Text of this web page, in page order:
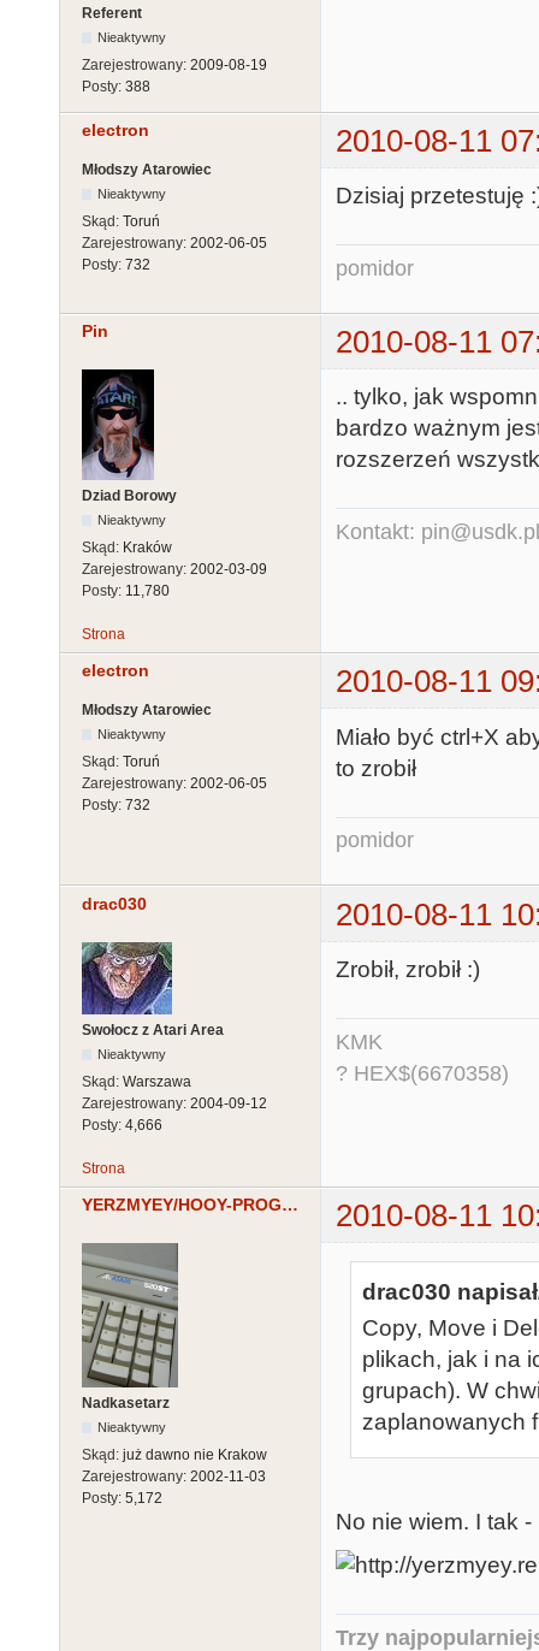
Referent
Nieaktywny
Zarejestrowany: 2009-08-19
Posty: 388
electron 2010-08-11
Młodszy Atarowiec
Nieaktywny
Skąd: Toruń
Zarejestrowany: 2002-06-05
Posty: 732
Dzisiaj przetestuję
pomidor
Pin 2010-08-11
Dziad Borowy
Nieaktywny
Skąd: Kraków
Zarejestrowany: 2002-03-09
Posty: 11,780
.. tylko, jak
bardzo ważnym
rozszerzeń
Kontakt: pin@usdk.pl
Strona
electron 2010-08-11
Młodszy Atarowiec
Nieaktywny
Skąd: Toruń
Zarejestrowany: 2002-06-05
Posty: 732
Miało być ctrl+X
to zrobił
pomidor
drac030 2010-08-11
Swołocz z Atari Area
Nieaktywny
Skąd: Warszawa
Zarejestrowany: 2004-09-12
Posty: 4,666
Zrobił, zrobił :)
KMK
? HEX$(6670358)
Strona
YERZMYEY/HOOY-PROGRAM 2010-08-11
Nadkasetarz
Nieaktywny
Skąd: już dawno nie Krakow
Zarejestrowany: 2002-11-03
Posty: 5,172
drac030
Copy, Move i
plikach, jak i na
grupach). W
zaplanowanych
No nie wiem. I tak
Trzy